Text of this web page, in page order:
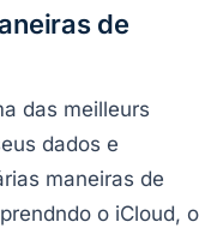
de
das meilleurs
dados e
maneiras de
o iCloud, o